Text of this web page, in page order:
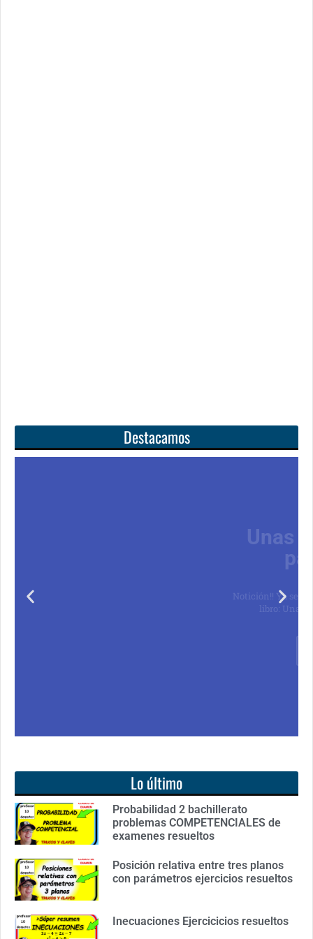
Destacamos
Notición!! Ya se puede adquirir nuestro segundo
Lo último
Probabilidad 2 bachillerato
problemas COMPETENCIALES de
examenes resueltos
Posición relativa entre tres planos
con parámetros ejercicios resueltos
Inecuaciones Ejercicicios resueltos